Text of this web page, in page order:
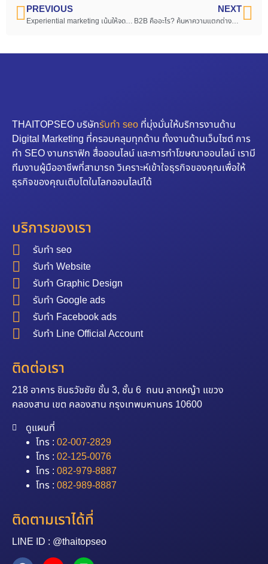
PREVIOUS
Experiential marketing เน้นให้จดจำ ทำให้ประทับใจ ด้วยการตลาดแบบส่งมอบประสบการณ์
NEXT
B2B คืออะไร? ค้นหาความแตกต่างระหว่าง B2B และ B2C
THAITOPSEO บริษัทรับทำ seo ที่มุ่งมั่นให้บริการงานด้าน
Digital Marketing ที่ครอบคลุมทุกด้าน ทั้งงานด้านเว็บไซต์ การ
ทำ SEO งานกราฟิก สื่อออนไลน์ และการทำโฆษณาออนไลน์ เรามี
ทีมงานผู้มืออาชีพที่สามารถ วิเคราะห์เข้าใจธุรกิจของคุณเพื่อให้
ธุรกิจของคุณเติบโตในโลกออนไลน์ได้
บริการของเรา
รับทำ seo
รับทำ Website
รับทำ Graphic Design
รับทำ Google ads
รับทำ Facebook ads
รับทำ Line Official Account
ติดต่อเรา
218 อาคาร ชินธวัชชัย ชั้น 3, ชั้น 6 ถนน ลาดหญ้า แขวง
คลองสาน เขต คลองสาน กรุงเทพมหานคร 10600
ดูแผนที่
โทร : 02-007-2829
โทร : 02-125-0076
โทร : 082-979-8887
โทร : 082-989-8887
ติดตามเราได้ที่
LINE ID : @thaitopseo